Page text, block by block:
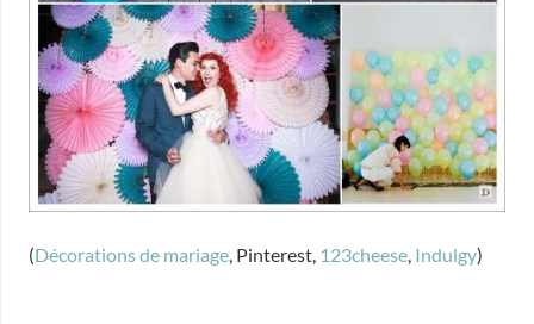
(Décorations de mariage , Pinterest, 123cheese Indulgy)